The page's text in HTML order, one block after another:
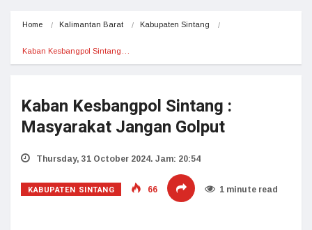
Home Kalimantan Barat Kabupaten Sintang
Kaban Kesbangpol Sintang…
Kaban Kesbangpol Sintang :
Masyarakat Jangan Golput
Thursday, 31 October 2024. Jam: 20:54
KABUPATEN SINTANG 66 1 minute read